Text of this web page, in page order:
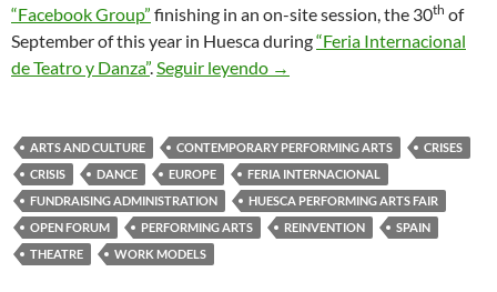
“Facebook Group” finishing in an on-site session, the 30th of
September of this year in Huesca during“Feria Internacional
de Teatro y Danza”.Seguir leyendo Challenging the Crisis in
→
ARTS AND CULTURE CONTEMPORARY PERFORMING ARTS
CRISES
CRISIS
DANCE EUROPE
FERIA INTERNACIONAL
FUNDRAISING ADMINISTRATION
HUESCA PERFORMING ARTS FAIR
OPEN FORUM
PERFORMING ARTS REINVENTION
SPAIN
THEATRE
WORK MODELS